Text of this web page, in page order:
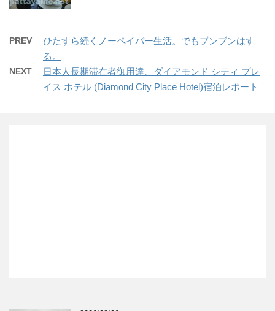
PREV
ひたすら続くノーペイバー生活。でもブンブンはす
る。
NEXT
日本人長期滞在者御用達、ダイアモンド シティ プレ
イス ホテル (Diamond City Place Hotel)宿泊レポート